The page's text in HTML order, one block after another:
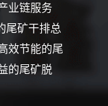
业链服务
尾矿干排总
效节能的尾
的尾矿脱